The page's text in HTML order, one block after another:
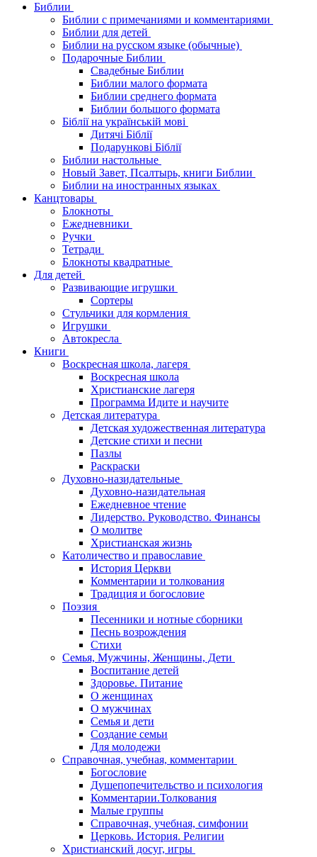
Библии
Библии с примечаниями и комментариями
Библии для детей
Библии на русском языке (обычные)
Подарочные Библии
Свадебные Библии
Библии малого формата
Библии среднего формата
Библии большого формата
Біблії на українській мові
Дитячі Біблії
Подарункові Біблії
Библии настольные
Новый Завет, Псалтырь, книги Библии
Библии на иностранных языках
Канцтовары
Блокноты
Ежедневники
Ручки
Тетради
Блокноты квадратные
Для детей
Развивающие игрушки
Сортеры
Стульчики для кормления
Игрушки
Автокресла
Книги
Воскресная школа, лагеря
Воскресная школа
Христианские лагеря
Программа Идите и научите
Детская литература
Детская художественная литература
Детские стихи и песни
Пазлы
Раскраски
Духовно-назидательные
Духовно-назидательная
Ежедневное чтение
Лидерство. Руководство. Финансы
О молитве
Христианская жизнь
Католичество и православие
История Церкви
Комментарии и толкования
Традиция и богословие
Поэзия
Песенники и нотные сборники
Песнь возрождения
Стихи
Семья, Мужчины, Женщины, Дети
Воспитание детей
Здоровье. Питание
О женщинах
О мужчинах
Семья и дети
Создание семьи
Для молодежи
Справочная, учебная, комментарии
Богословие
Душепопечительство и психология
Комментарии.Толкования
Малые группы
Справочная, учебная, симфонии
Церковь. История. Религии
Христианский досуг, игры